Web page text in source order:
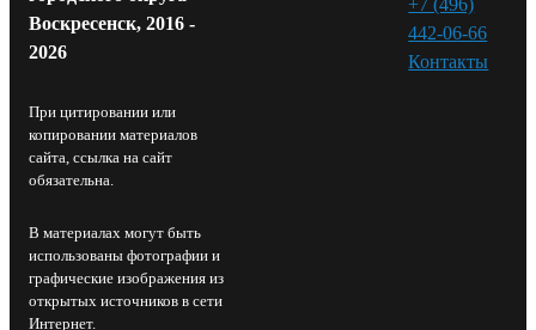
Воскресенск, 2016 -
2026
При цитировании или
копировании материалов
сайта, ссылка на сайт
обязательна.
В материалах могут быть
использованы фотографии и
графические изображения из
открытых источников в сети
Интернет.
442-06-66
Контакты⁠